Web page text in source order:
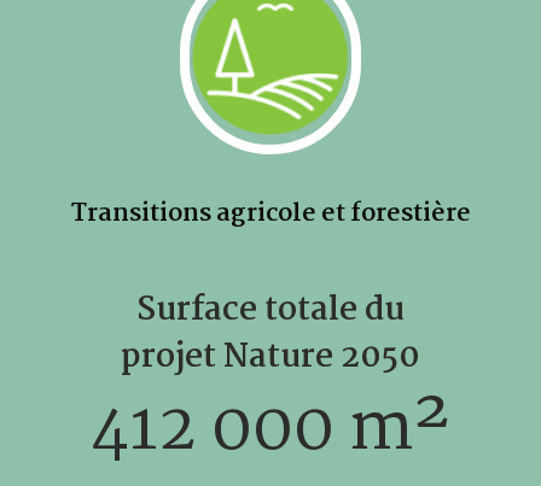
Transitions agricole et forestière
Surface totale du
projet Nature 2050
412 000 m²